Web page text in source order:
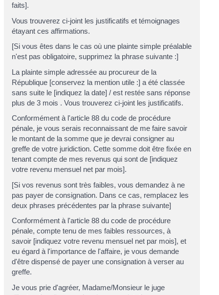
faits].
Vous trouverez ci-joint les justificatifs et témoignages
étayant ces affirmations.
[Si vous êtes dans le cas où une plainte simple préalable
n'est pas obligatoire, supprimez la phrase suivante :]
La plainte simple adressée au procureur de la
République [conservez la mention utile :] a été classée
sans suite le [indiquez la date] / est restée sans réponse
plus de 3 mois . Vous trouverez ci-joint les justificatifs.
Conformément à l'article 88 du code de procédure
pénale, je vous serais reconnaissant de me faire savoir
le montant de la somme que je devrai consigner au
greffe de votre juridiction. Cette somme doit être fixée en
tenant compte de mes revenus qui sont de [indiquez
votre revenu mensuel net par mois].
[Si vos revenus sont très faibles, vous demandez à ne
pas payer de consignation. Dans ce cas, remplacez les
deux phrases précédentes par la phrase suivante]
Conformément à l'article 88 du code de procédure
pénale, compte tenu de mes faibles ressources, à
savoir [indiquez votre revenu mensuel net par mois], et
eu égard à l'importance de l'affaire, je vous demande
d'être dispensé de payer une consignation à verser au
greffe.
Je vous prie d'agréer, Madame/Monsieur le juge